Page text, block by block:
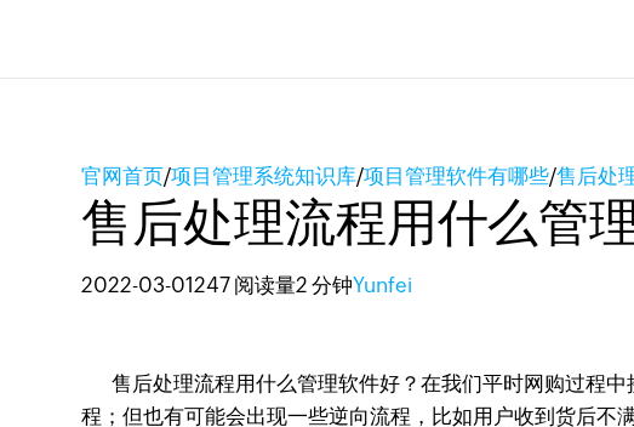
官网首页/项目管理系统知识库/项目管理软件有哪些/售后处
售后处理流程用什么管
2022-03-01247 阅读量2 分钟Yunfei
售后处理流程用什么管理软件好？在我们平时网购过程中
程；但也有可能会出现一些逆向流程，比如用户收到货后